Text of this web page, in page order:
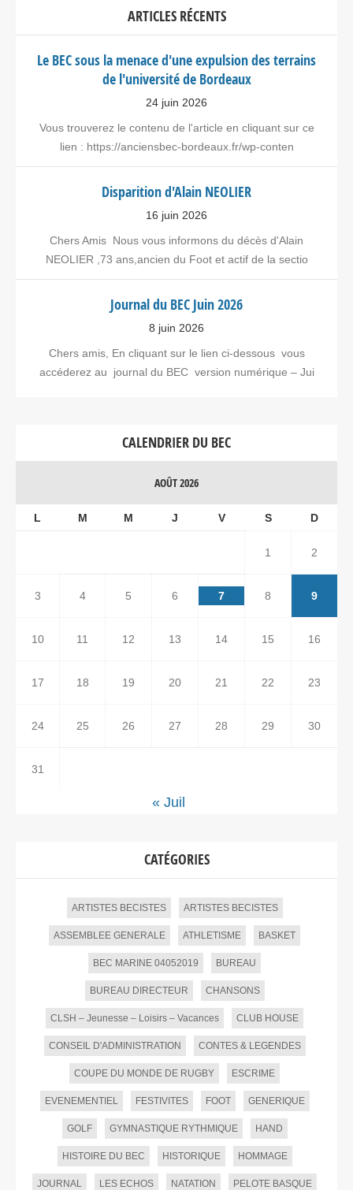
ARTICLES RÉCENTS
Le BEC sous la menace d'une expulsion des terrains
de l'université de Bordeaux
24 juin 2026
Vous trouverez le contenu de l'article en cliquant sur ce
lien : https://anciensbec-bordeaux.fr/wp-conten
Disparition d'Alain NEOLIER
16 juin 2026
Chers Amis Nous vous informons du décès d'Alain
NEOLIER ,73 ans,ancien du Foot et actif de la sectio
Journal du BEC Juin 2026
8 juin 2026
Chers amis, En cliquant sur le lien ci-dessous vous
accéderez au journal du BEC version numérique – Jui
CALENDRIER DU BEC
AOÛT 2026
L M M J V S D
1 2
3 4 5 6 7 8 9
10 11 12 13 14 15 16
17 18 19 20 21 22 23
24 25 26 27 28 29 30
31
« Juil
CATÉGORIES
ARTISTES BECISTES ARTISTES BECISTES
ASSEMBLEE GENERALE ATHLETISME BASKET
BEC MARINE 04052019 BUREAU
BUREAU DIRECTEUR CHANSONS
CLSH – Jeunesse – Loisirs – Vacances CLUB HOUSE
CONSEIL D'ADMINISTRATION CONTES & LEGENDES
COUPE DU MONDE DE RUGBY ESCRIME
EVENEMENTIEL FESTIVITES FOOT GENERIQUE
GOLF GYMNASTIQUE RYTHMIQUE HAND
HISTOIRE DU BEC HISTORIQUE HOMMAGE
JOURNAL LES ECHOS NATATION PELOTE BASQUE